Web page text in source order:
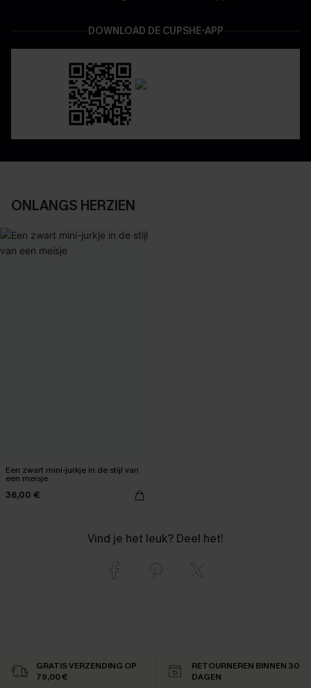
DOWNLOAD DE CUPSHE-APP
ONLANGS HERZIEN
Een zwart mini-jurkje in de stijl van
een meisje
36,00 €
Vind je het leuk? Deel het!
GRATIS VERZENDING OP
79,00 €
RETOURNEREN BINNEN 30
DAGEN